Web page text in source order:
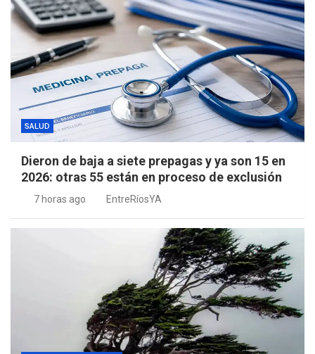
SALUD
Dieron de baja a siete prepagas y ya son 15 en
2026: otras 55 están en proceso de exclusión
7 horas ago EntreRíosYA